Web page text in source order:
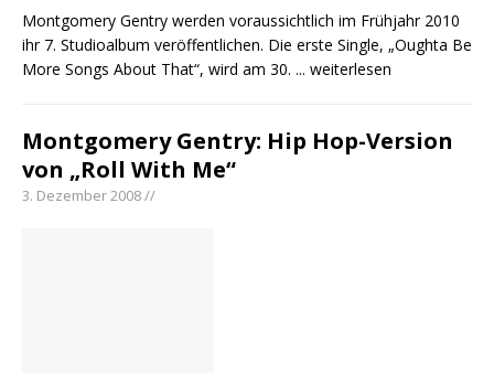
Montgomery Gentry werden voraussichtlich im Frühjahr 2010
ihr 7. Studioalbum veröffentlichen. Die erste Single, „Oughta Be
More Songs About That“, wird am 30. ... weiterlesen
Montgomery Gentry: Hip Hop-Version
von „Roll With Me“
3. Dezember 2008 //